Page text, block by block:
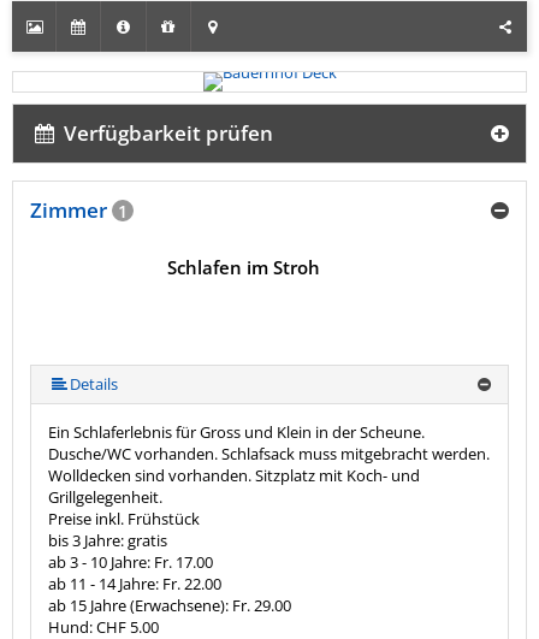
Verfügbarkeit prüfen
Zimmer 1
Schlafen im Stroh
Details
Ein Schlaferlebnis für Gross und Klein in der Scheune.
Dusche/WC vorhanden. Schlafsack muss mitgebracht werden.
Wolldecken sind vorhanden. Sitzplatz mit Koch- und
Grillgelegenheit.
Preise inkl. Frühstück
bis 3 Jahre: gratis
ab 3 - 10 Jahre: Fr. 17.00
ab 11 - 14 Jahre: Fr. 22.00
ab 15 Jahre (Erwachsene): Fr. 29.00
Hund: CHF 5.00